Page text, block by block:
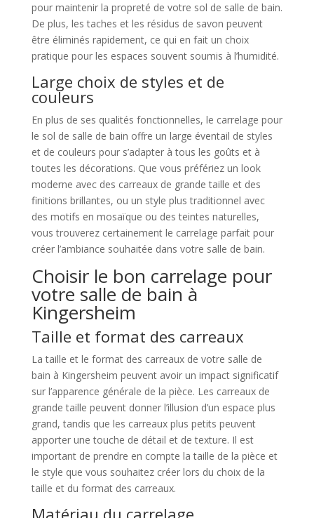
pour maintenir la propreté de votre sol de salle de bain.
De plus, les taches et les résidus de savon peuvent
être éliminés rapidement, ce qui en fait un choix
pratique pour les espaces souvent soumis à l’humidité.
Large choix de styles et de
couleurs
En plus de ses qualités fonctionnelles, le carrelage pour
le sol de salle de bain offre un large éventail de styles
et de couleurs pour s’adapter à tous les goûts et à
toutes les décorations. Que vous préfériez un look
moderne avec des carreaux de grande taille et des
finitions brillantes, ou un style plus traditionnel avec
des motifs en mosaïque ou des teintes naturelles,
vous trouverez certainement le carrelage parfait pour
créer l’ambiance souhaitée dans votre salle de bain.
Choisir le bon carrelage pour
votre salle de bain à
Kingersheim
Taille et format des carreaux
La taille et le format des carreaux de votre salle de
bain à Kingersheim peuvent avoir un impact significatif
sur l’apparence générale de la pièce. Les carreaux de
grande taille peuvent donner l’illusion d’un espace plus
grand, tandis que les carreaux plus petits peuvent
apporter une touche de détail et de texture. Il est
important de prendre en compte la taille de la pièce et
le style que vous souhaitez créer lors du choix de la
taille et du format des carreaux.